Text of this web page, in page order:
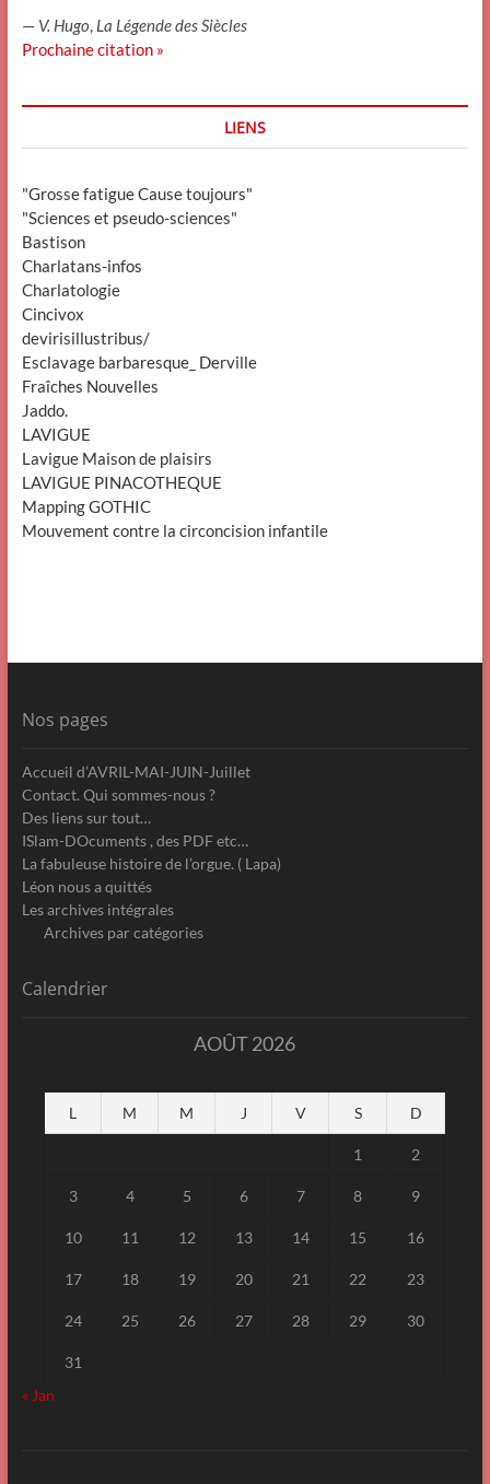
— V. Hugo, La Légende des Siècles
Prochaine citation »
LIENS
"Grosse fatigue Cause toujours"
"Sciences et pseudo-sciences"
Bastison
Charlatans-infos
Charlatologie
Cincivox
devirisillustribus/
Esclavage barbaresque_ Derville
Fraîches Nouvelles
Jaddo.
LAVIGUE
Lavigue Maison de plaisirs
LAVIGUE PINACOTHEQUE
Mapping GOTHIC
Mouvement contre la circoncision infantile
Nos pages
Accueil d’AVRIL-MAI-JUIN-Juillet
Contact. Qui sommes-nous ?
Des liens sur tout…
ISlam-DOcuments , des PDF etc…
La fabuleuse histoire de l’orgue. ( Lapa)
Léon nous a quittés
Les archives intégrales
Archives par catégories
Calendrier
AOÛT 2026
L M M J V S D
1 2
3 4 5 6 7 8 9
10 11 12 13 14 15 16
17 18 19 20 21 22 23
24 25 26 27 28 29 30
31
« Jan